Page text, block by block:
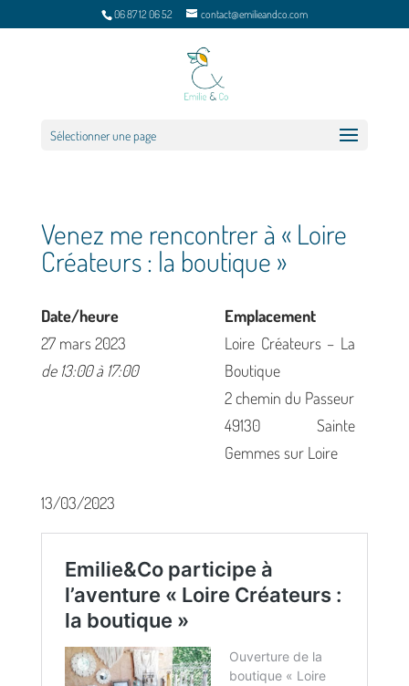
06 87 12 06 52 contact@emilieandco.com
Sélectionner une page
Venez me rencontrer à « Loire
Créateurs : la boutique »
Date/heure
27 mars 2023
de 13:00 à 17:00
Emplacement
Loire Créateurs – La
Boutique
2 chemin du Passeur
49130 Sainte
Gemmes sur Loire
13/03/2023